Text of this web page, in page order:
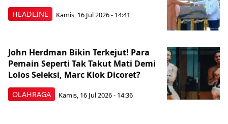
HEADLINE Kamis, 16 Jul 2026 - 14:41
OLAHRAGA
John Herdman Bikin Terkejut! Para
Pemain Seperti Tak Takut Mati Demi
Lolos Seleksi, Marc Klok Dicoret?
Kamis, 16 Jul 2026 - 14:36